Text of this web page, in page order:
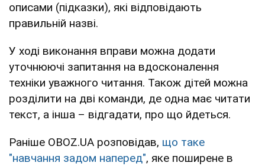
описами (підказки), які відповідають
правильній назві.
У ході виконання вправи можна додати
уточнюючі запитання на вдосконалення
техніки уважного читання. Також дітей можна
розділити на дві команди, де одна має читати
текст, а інша – відгадати, про що йдеться.
Раніше OBOZ.UA розповідав, що таке
"навчання задом наперед", яке поширене в